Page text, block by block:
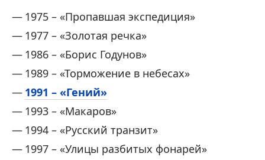
1975 – «Пропавшая экспедиция»
1977 – «Золотая речка»
1986 – «Борис Годунов»
1989 – «Торможение в небесах»
1991 – «Гений»
1993 – «Макаров»
1994 – «Русский транзит»
1997 – «Улицы разбитых фонарей»